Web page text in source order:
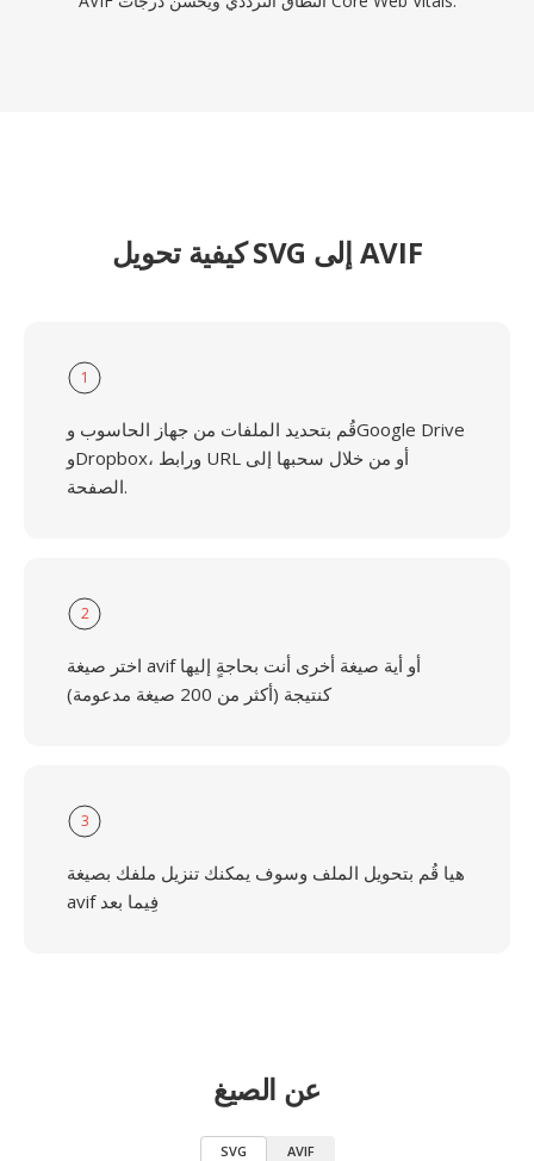
كيفية تحويل SVG إلى AVIF
1
قُم بتحديد الملفات من جهاز الحاسوب وGoogle Drive
وDropbox، ورابط URL أو من خلال سحبها إلى
الصفحة.
2
اختر صيغة avif أو أية صيغة أخرى أنت بحاجةٍ إليها
كنتيجة (أكثر من 200 صيغة مدعومة)
3
هيا قُم بتحويل الملف وسوف يمكنك تنزيل ملفك بصيغة
avif فِيما بعد
عن الصيغ
SVG AVIF